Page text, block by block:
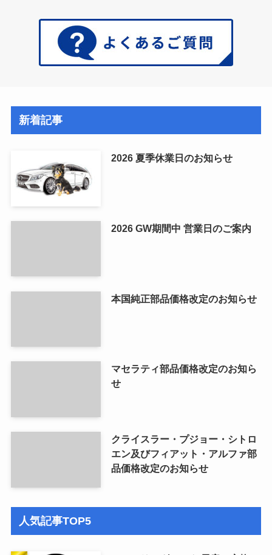
新着記事
2026 夏季休業日のお知らせ
2026 GW期間中 営業日のご案内
本国純正部品価格改定のお知らせ
マセラティ部品価格改定のお知ら
せ
クライスラー・プジョー・シトロ
エン及びフィアット・アルファ部
品価格改定のお知らせ
人気記事TOP5